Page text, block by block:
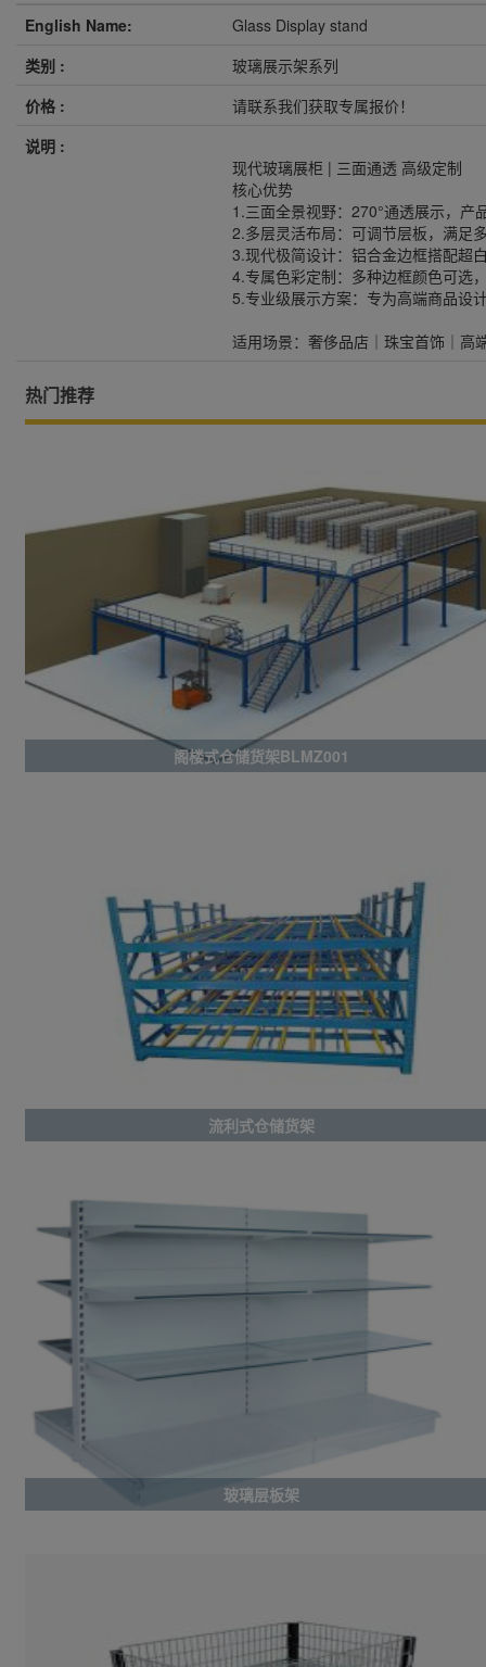
English Name:
Glass Display stand
类别 :
玻璃展示架系列
价格 :
请联系我们获取专属报价！
说明 :
现代玻璃展柜 | 三面通透 高级定制
核心优势
1.三面全景视野：270°通透展示，产
2.多层灵活布局：可调节层板，满足
3.现代极简设计：铝合金边框搭配超
4.专属色彩定制：多种边框颜色可选
5.专业级展示方案：专为高端商品设
适用场景：奢侈品店｜珠宝首饰｜高
热门推荐
阁楼式仓储货架BLMZ001
流利式仓储货架
玻璃层板架